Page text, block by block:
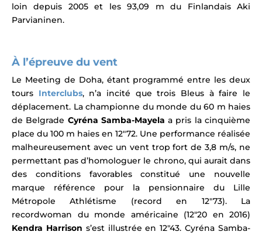
loin depuis 2005 et les 93,09 m du Finlandais Aki
Parvianinen.
À l’épreuve du vent
Le Meeting de Doha, étant programmé entre les deux
tours Interclubs, n’a incité que trois Bleus à faire le
déplacement. La championne du monde du 60 m haies
de Belgrade Cyréna Samba-Mayela a pris lacinquième
place du 100 m haies en 12″72. Une performance réalisée
malheureusement avec un vent trop fort de 3,8 m/s, ne
permettant pas d’homologuer le chrono, qui aurait dans
des conditions favorables constitué une nouvelle
marque référence pour la pensionnaire du Lille
Métropole Athlétisme (record en 12″73). La
recordwoman du monde américaine (12″20 en 2016)
Kendra Harrison s’est illustrée en 12″43. Cyréna Samba-